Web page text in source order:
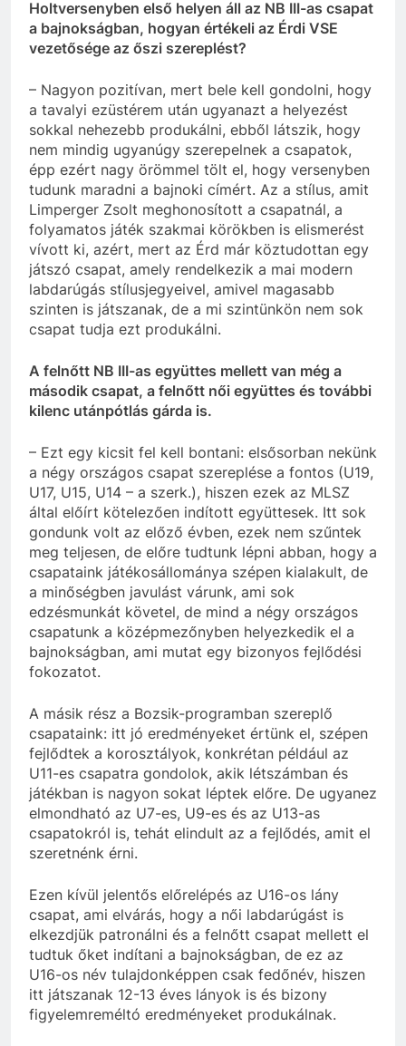
Holtversenyben első helyen áll az NB III-as csapat
a bajnokságban, hogyan értékeli az Érdi VSE
vezetősége az őszi szereplést?
– Nagyon pozitívan, mert bele kell gondolni, hogy
a tavalyi ezüstérem után ugyanazt a helyezést
sokkal nehezebb produkálni, ebből látszik, hogy
nem mindig ugyanúgy szerepelnek a csapatok,
épp ezért nagy örömmel tölt el, hogy versenyben
tudunk maradni a bajnoki címért. Az a stílus, amit
Limperger Zsolt meghonosított a csapatnál, a
folyamatos játék szakmai körökben is elismerést
vívott ki, azért, mert az Érd már köztudottan egy
játszó csapat, amely rendelkezik a mai modern
labdarúgás stílusjegyeivel, amivel magasabb
szinten is játszanak, de a mi szintünkön nem sok
csapat tudja ezt produkálni.
A felnőtt NB III-as együttes mellett van még a
második csapat, a felnőtt női együttes és további
kilenc utánpótlás gárda is.
– Ezt egy kicsit fel kell bontani: elsősorban nekünk
a négy országos csapat szereplése a fontos (U19,
U17, U15, U14 – a szerk.), hiszen ezek az MLSZ
által előírt kötelezően indított együttesek. Itt sok
gondunk volt az előző évben, ezek nem szűntek
meg teljesen, de előre tudtunk lépni abban, hogy a
csapataink játékosállománya szépen kialakult, de
a minőségben javulást várunk, ami sok
edzésmunkát követel, de mind a négy országos
csapatunk a középmezőnyben helyezkedik el a
bajnokságban, ami mutat egy bizonyos fejlődési
fokozatot.
A másik rész a Bozsik-programban szereplő
csapataink: itt jó eredményeket értünk el, szépen
fejlődtek a korosztályok, konkrétan például az
U11-es csapatra gondolok, akik létszámban és
játékban is nagyon sokat léptek előre. De ugyanez
elmondható az U7-es, U9-es és az U13-as
csapatokról is, tehát elindult az a fejlődés, amit el
szeretnénk érni.
Ezen kívül jelentős előrelépés az U16-os lány
csapat, ami elvárás, hogy a női labdarúgást is
elkezdjük patronálni és a felnőtt csapat mellett el
tudtuk őket indítani a bajnokságban, de ez az
U16-os név tulajdonképpen csak fedőnév, hiszen
itt játszanak 12-13 éves lányok is és bizony
figyelemreméltó eredményeket produkálnak.